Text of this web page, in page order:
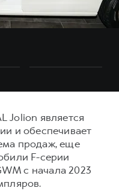
Jolion является
и обеспечивает
продаж, еще
F-серии
с начала 2023